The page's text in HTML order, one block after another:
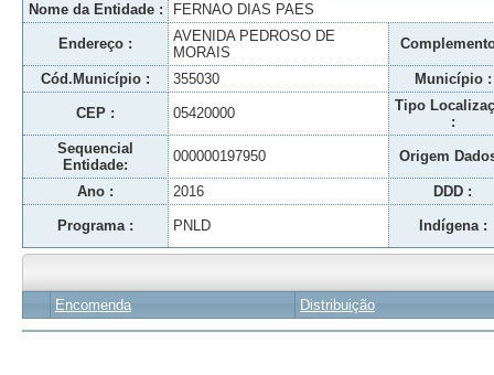
Nome da Entidade :
FERNAO DIAS PAES
Endereço :
AVENIDA PEDROSO DE
MORAIS
Cód.Município : 355030 Município :
CEP : 05420000
Tipo
:
Sequencial
Entidade:
000000197950 Origem
Ano : 2016 DDD :
Programa : PNLD Indígena :
Encomenda Distribuição